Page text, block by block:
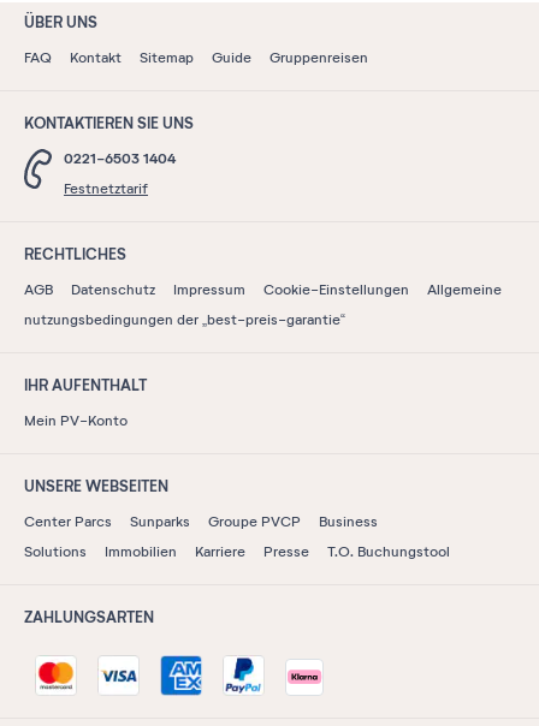
ÜBER UNS
FAQ Kontakt Sitemap Guide Gruppenreisen
KONTAKTIEREN SIE UNS
0221-6503 1404
Festnetztarif
RECHTLICHES
AGB Datenschutz Impressum Cookie-Einstellungen
Allgemeine
nutzungsbedingungen der „best-preis-garantie“
IHR AUFENTHALT
Mein PV-Konto
UNSERE WEBSEITEN
Center Parcs Sunparks Groupe PVCP
Business
Solutions
Immobilien Karriere Presse T.O. Buchungstool
ZAHLUNGSARTEN